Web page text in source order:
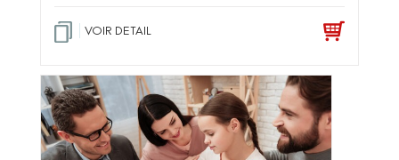
VOIR DETAIL